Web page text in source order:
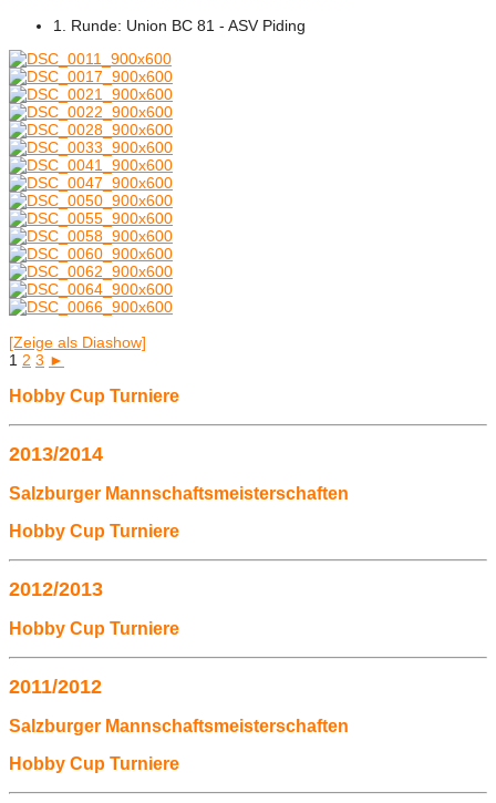
1. Runde: Union BC 81 - ASV Piding
[Zeige als Diashow]
1 2 3 ►
Hobby Cup Turniere
2013/2014
Salzburger Mannschaftsmeisterschaften
Hobby Cup Turniere
2012/2013
Hobby Cup Turniere
2011/2012
Salzburger Mannschaftsmeisterschaften
Hobby Cup Turniere